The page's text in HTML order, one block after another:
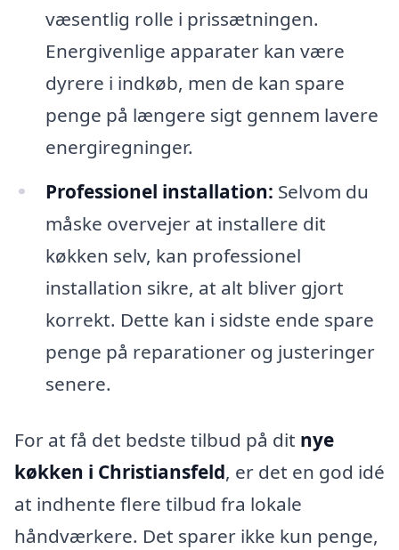
væsentlig rolle i prissætningen.
Energivenlige apparater kan være
dyrere i indkøb, men de kan spare
penge på længere sigt gennem lavere
energiregninger.
Professionel installation: Selvom du
måske overvejer at installere dit
køkken selv, kan professionel
installation sikre, at alt bliver gjort
korrekt. Dette kan i sidste ende spare
penge på reparationer og justeringer
senere.
For at få det bedste tilbud på dit nye
køkken i Christiansfeld, er det en god idé
at indhente flere tilbud fra lokale
håndværkere. Det sparer ikke kun penge,